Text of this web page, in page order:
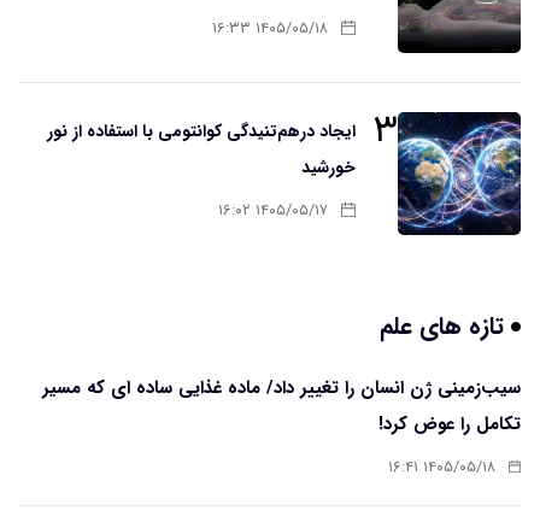
۱۴۰۵/۰۵/۱۸ ۱۶:۳۳
۳
ایجاد درهم‌تنیدگی کوانتومی با استفاده از نور
خورشید
۱۴۰۵/۰۵/۱۷ ۱۶:۰۲
تازه های علم
سیب‌زمینی ژن انسان را تغییر داد/ ماده غذایی ساده ای که مسیر
تکامل را عوض کرد!
۱۴۰۵/۰۵/۱۸ ۱۶:۴۱